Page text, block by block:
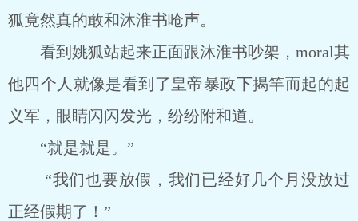
狐竟然真的敢和沐淮书呛声。
看到姚狐站起来正面跟沐淮书吵架，moral其
他四个人就像是看到了皇帝暴政下揭竿而起的起
义军，眼睛闪闪发光，纷纷附和道。
“就是就是。”
“我们也要放假，我们已经好几个月没放过
正经假期了！”